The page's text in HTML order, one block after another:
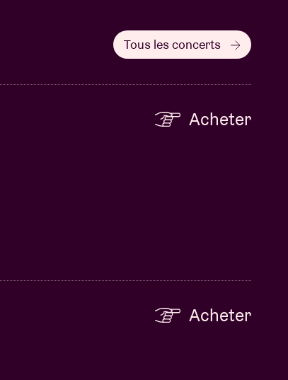
Tous les concerts
Acheter
Acheter